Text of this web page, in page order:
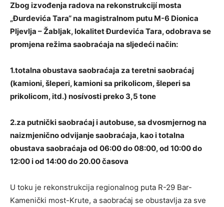
Zbog izvođenja radova na rekonstrukcijí mosta
„Đurdevića Tara“ na magistralnom putu M-6 Dionica
Pljevlja – Žabljak, lokalitet Đurdevića Tara, odobrava se
promjena režima saobraćaja na sljedeći način:
1.totalna obustava saobraćaja za teretni saobraćaj
(kamioni, šleperi, kamioni sa prikolicom, šleperi sa
prikolicom, itd.) nosívosti preko 3,5 tone
2.za putnički saobraćaj i autobuse, sa dvosmjernog na
naizmjenično odvijanje saobraćaja, kao i totalna
obustava saobraćaja od 06:00 do 08:00, od 10:00 do
12:00 i od 14:00 do 20.00 časova
U toku je rekonstrukcija regionalnog puta R-29 Bar-
Kamenički most-Krute, a saobraćaj se obustavlja za sve